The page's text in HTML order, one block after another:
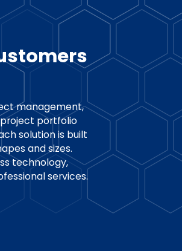
management,
portfolio
solution is built
and sizes.
technology,
services.